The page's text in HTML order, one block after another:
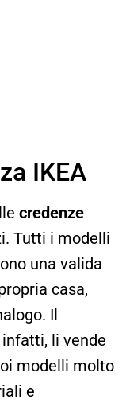
IKEA
credenze
Tutti i modelli
una valida
casa,
Il
li vende
modelli molto
e